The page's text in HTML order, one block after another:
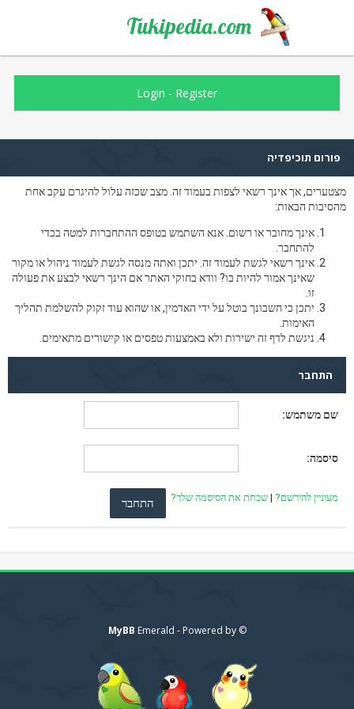
Tukipedia.com
Login - Register
פורום תוכיפדיה
מצטערים, אך אינך רשאי לצפות בעמוד זה. מצב שכזה עלול להיגרם עקב אחת
מהסיבות הבאות:
אינך מחובר או רשום. אנא השתמש בטופס ההתחברות למטה בכדי
להתחבר.
אינך רשאי לגשת לעמוד זה. יתכן ואתה מנסה לגשת לעמוד ניהול או מקור
שאינך אמור להיות בו? וודא בחוקי האתר אם הינך רשאי לבצע את פעולה
זו.
יתכן כי חשבונך בוטל על ידי האדמין, או שהוא עוד זקוק להשלמת תהליך
האימות.
ניגשת לדף זה ישירות ולא באמצעות טפסים או קישורים מתאימים.
התחבר
שם משתמש:
סיסמה:
מעוניין להירשם? | שכחת את הסיסמה שלך?
© Emerald - Powered by
MyBB